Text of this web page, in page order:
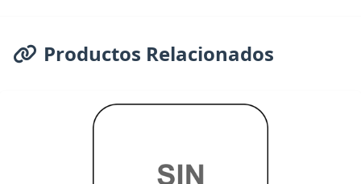
Productos Relacionados